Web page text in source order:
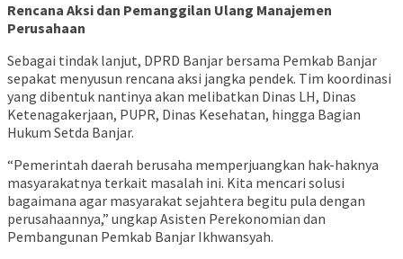
Rencana Aksi dan Pemanggilan Ulang Manajemen
Perusahaan
​Sebagai tindak lanjut, DPRD Banjar bersama Pemkab Banjar
sepakat menyusun rencana aksi jangka pendek. Tim koordinasi
yang dibentuk nantinya akan melibatkan Dinas LH, Dinas
Ketenagakerjaan, PUPR, Dinas Kesehatan, hingga Bagian
Hukum Setda Banjar.
“Pemerintah daerah berusaha memperjuangkan hak-haknya
masyarakatnya terkait masalah ini. Kita mencari solusi
bagaimana agar masyarakat sejahtera begitu pula dengan
perusahaannya,” ungkap Asisten Perekonomian dan
Pembangunan Pemkab Banjar Ikhwansyah.